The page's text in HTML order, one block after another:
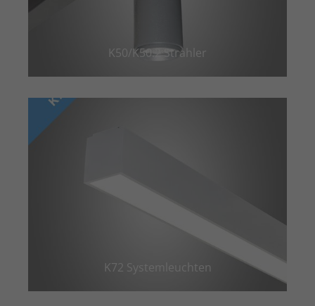
K50/K50.2 Strahler
K72 Systemleuchten